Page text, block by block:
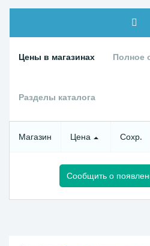
Цены в магазинах Полное
Разделы каталога
Магазин Цена Сохр.
Сообщить о